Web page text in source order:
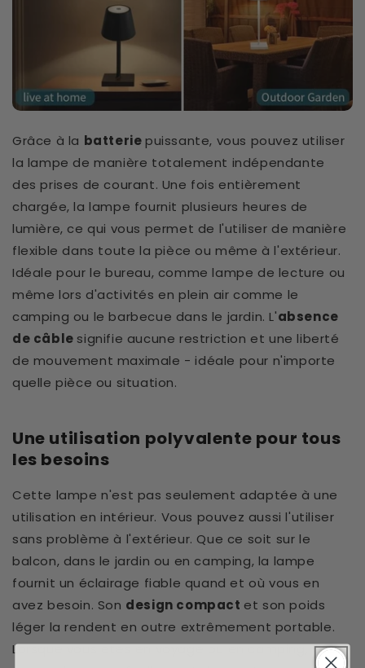
Grâce à la batteriepuissante, vous pouvez utiliser
la lampe de manière totalement indépendante
des prises de courant. Une fois entièrement
chargée, la lampe fournit plusieurs heures de
lumière, ce qui vous permet de l'utiliser de manière
flexible dans toute la pièce ou même à l'extérieur.
Idéale pour le bureau, comme lampe de lecture ou
même lors d'activités en plein air comme le
camping ou le barbecue dans le jardin. L'absence
de câble signifie aucune restriction et une liberté
de mouvement maximale - idéale pour n'importe
quelle pièce ou situation.
Une utilisation polyvalente pour tous
les besoins
Cette lampe n'est pas seulement adaptée à une
utilisation en intérieur. Vous pouvez aussi l'utiliser
sans problème à l'extérieur. Que ce soit sur le
balcon, dans le jardin ou en camping, la lampe
fournit un éclairage fiable quand et où vous en
avez besoin. Son design compact et son poids
léger la rendent en outre extrêmement portable.
Lorsque vous êtes en voyage ou en camping, vous